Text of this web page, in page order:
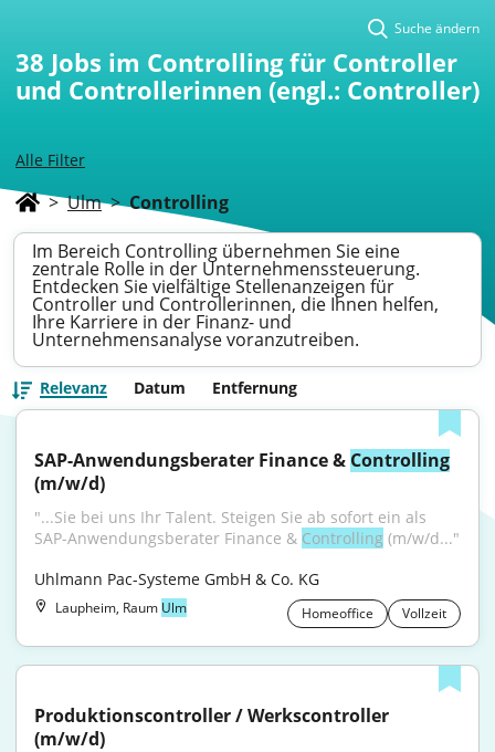
Alle Filter
Suche ändern
38 Jobs im Controlling für Controller
und Controllerinnen (engl.: Controller)
> Ulm > Controlling
Im Bereich Controlling übernehmen Sie eine
zentrale Rolle in der Unternehmenssteuerung.
Entdecken Sie vielfältige Stellenanzeigen für
Controller und Controllerinnen, die Ihnen helfen,
Ihre Karriere in der Finanz- und
Unternehmensanalyse voranzutreiben.
Relevanz Datum Entfernung
SAP-Anwendungsberater Finance & Controlling
(m/w/d)
"...Sie bei uns Ihr Talent. Steigen Sie ab sofort ein als
SAP-Anwendungsberater Finance & Controlling (m/w/d..."
Uhlmann Pac-Systeme GmbH & Co. KG
Laupheim, Raum Ulm Homeoffice Vollzeit
Produktionscontroller / Werkscontroller
(m/w/d)